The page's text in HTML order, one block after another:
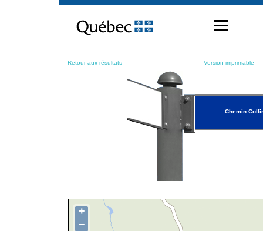
contenu
Retour aux résultats Version imprimable
Chemin
+
−